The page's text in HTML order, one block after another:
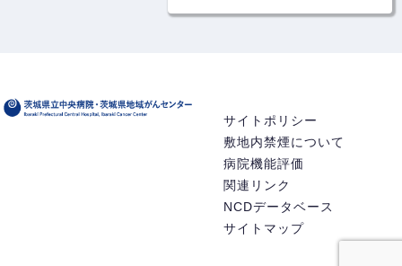
サイトポリシー
敷地内禁煙について
病院機能評価
関連リンク
NCDデータベース
サイトマップ